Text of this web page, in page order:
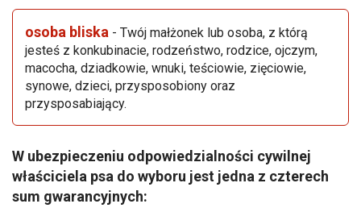
osoba bliska - Twój małżonek lub osoba, z którą
jesteś z konkubinacie, rodzeństwo, rodzice, ojczym,
macocha, dziadkowie, wnuki, teściowie, zięciowie,
synowe, dzieci, przysposobiony oraz
przysposabiający.
W ubezpieczeniu odpowiedzialności cywilnej
właściciela psa do wyboru jest jedna z czterech
sum gwarancyjnych: